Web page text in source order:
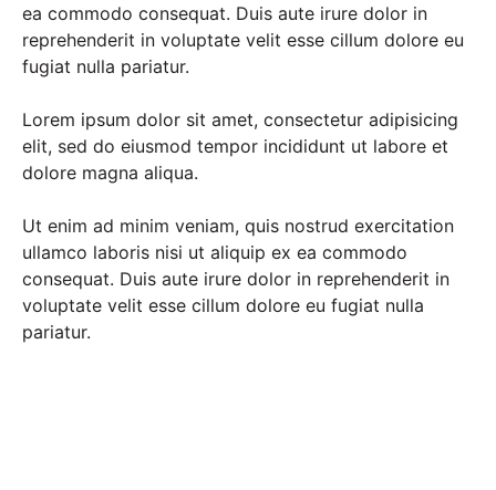
ea commodo consequat. Duis aute irure dolor in
reprehenderit in voluptate velit esse cillum dolore eu
fugiat nulla pariatur.
Lorem ipsum dolor sit amet, consectetur adipisicing
elit, sed do eiusmod tempor incididunt ut labore et
dolore magna aliqua.
Ut enim ad minim veniam, quis nostrud exercitation
ullamco laboris nisi ut aliquip ex ea commodo
consequat. Duis aute irure dolor in reprehenderit in
voluptate velit esse cillum dolore eu fugiat nulla
pariatur.